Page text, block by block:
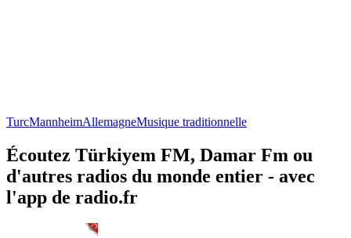
TurcMannheimAllemagneMusique traditionnelle
Écoutez Türkiyem FM, Damar Fm ou
d'autres radios du monde entier - avec
l'app de radio.fr